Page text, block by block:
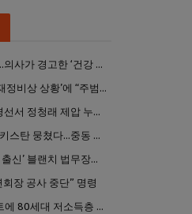
“과하면 몸 해친다”…의사가 경고한 ‘건강 습관’ 5가지
국힘, 추미애 ‘경기 재정비상 상황’에 “주범은 이재명 전 지사”
김민석, 제주·인천 경선서 정청래 제압 누적 1위 탈환
사우디·튀르키예·파키스탄 뭉쳤다…중동 새 안보축 부상하나
‘트럼프 개인변호사 출신’ 블랜치 법무장관 인준…상원 50대49 가결
장 공사 중단” 명령
한인타운 6가 호바트에 80세대 저소득층 아파트 준공